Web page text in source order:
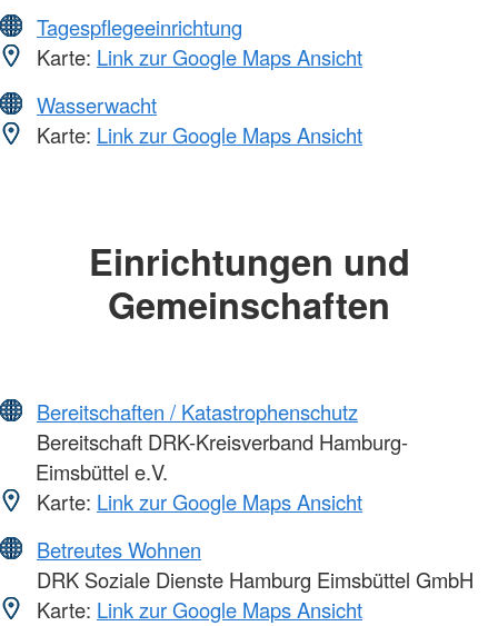
Tagespflegeeinrichtung
Karte: Link zur Google Maps Ansicht
Wasserwacht
Karte: Link zur Google Maps Ansicht
Einrichtungen und
Gemeinschaften
Bereitschaften / Katastrophenschutz
Bereitschaft DRK-Kreisverband Hamburg-
Eimsbüttel e.V.
Karte: Link zur Google Maps Ansicht
Betreutes Wohnen
DRK Soziale Dienste Hamburg Eimsbüttel GmbH
Karte: Link zur Google Maps Ansicht